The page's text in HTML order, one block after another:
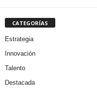
CATEGORÍAS
Estrategia
Innovación
Talento
Destacada